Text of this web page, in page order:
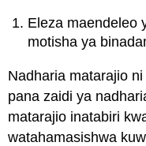
Eleza maendeleo
motisha ya
Nadharia matarajio
pana zaidi ya
matarajio inatabiri
watahamasishwa